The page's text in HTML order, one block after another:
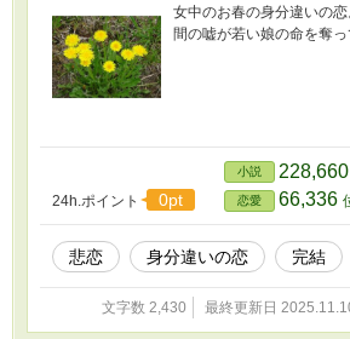
女中のお春の身分違いの
間の嘘が若い娘の命を奪っ
24h.ポイント 0pt
小説 228,660
恋愛 66,336
悲恋 身分違いの恋 完結
文字数 2,430 最終更新日